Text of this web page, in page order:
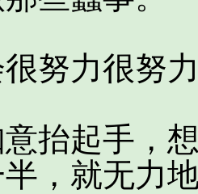
力很努力
起手，想
，就无力